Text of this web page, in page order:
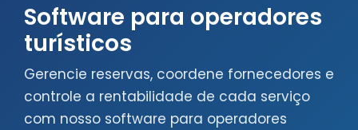
Software para operadores
turísticos
Gerencie reservas, coordene fornecedores e
controle a rentabilidade de cada serviço
com nosso software para operadores